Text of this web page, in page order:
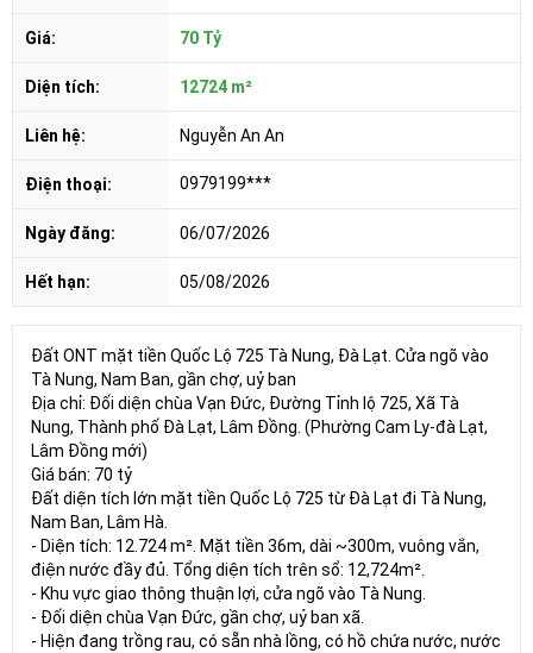
Giá: 70 Tỷ
Diện tích: 12724 m²
Liên hệ: Nguyễn An An
Điện thoại: 0979199***
Ngày đăng: 06/07/2026
Hết hạn: 05/08/2026
Đất ONT mặt tiền Quốc Lộ 725 Tà Nung, Đà Lạt. Cửa ngõ vào
Tà Nung, Nam Ban, gần chợ, uỷ ban
Địa chỉ: Đối diện chùa Vạn Đức, Đường Tỉnh lộ 725, Xã Tà
Nung, Thành phố Đà Lạt, Lâm Đồng. (Phường Cam Ly-đà Lạt,
Lâm Đồng mới)
Giá bán: 70 tỷ
Đất diện tích lớn mặt tiền Quốc Lộ 725 từ Đà Lạt đi Tà Nung,
Nam Ban, Lâm Hà.
- Diện tích: 12.724 m². Mặt tiền 36m, dài ~300m, vuông vắn,
điện nước đầy đủ. Tổng diện tích trên sổ: 12,724m².
- Khu vực giao thông thuận lợi, cửa ngõ vào Tà Nung.
- Đối diện chùa Vạn Đức, gần chợ, uỷ ban xã.
- Hiện đang trồng rau, có sẵn nhà lồng, có hồ chứa nước, nước